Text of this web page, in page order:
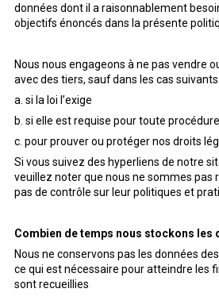
données dont il a raisonnablement
objectifs énoncés dans la présente
Nous nous engageons à ne pas vendre
avec des tiers, sauf dans les cas suivants
a. si la loi l’exige
b. si elle est requise pour toute
c. pour prouver ou protéger nos droits
Si vous suivez des hyperliens de notre
veuillez noter que nous ne sommes pas
pas de contrôle sur leur politiques et
Combien de temps nous stockons les
Nous ne conservons pas les données
ce qui est nécessaire pour atteindre les
sont recueillies